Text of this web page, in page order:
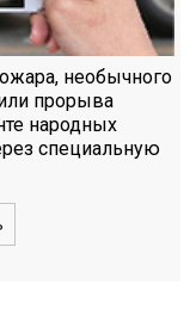
необычного
прорыва
народных
специальную